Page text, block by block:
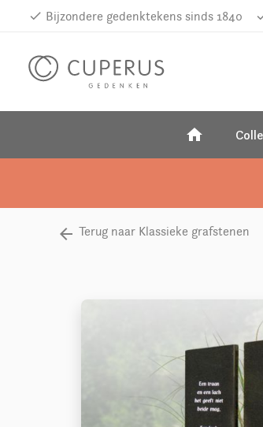
done Bijzondere gedenktekens sinds 1840
home
Terug naar Klassieke grafstenen